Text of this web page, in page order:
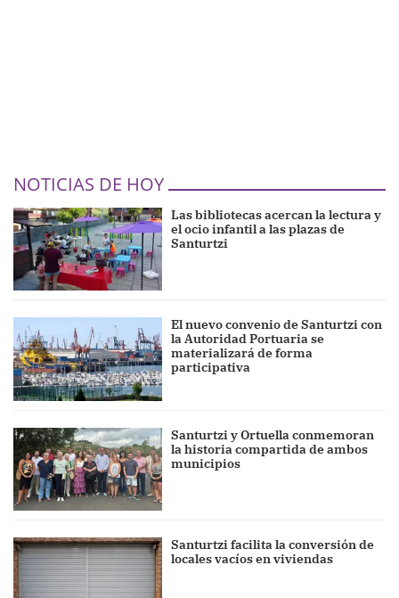
NOTICIAS DE HOY
Las bibliotecas acercan la lectura y
el ocio infantil a las plazas de
Santurtzi
El nuevo convenio de Santurtzi con
la Autoridad Portuaria se
materializará de forma
participativa
Santurtzi y Ortuella conmemoran
la historia compartida de ambos
municipios
Santurtzi facilita la conversión de
locales vacíos en viviendas